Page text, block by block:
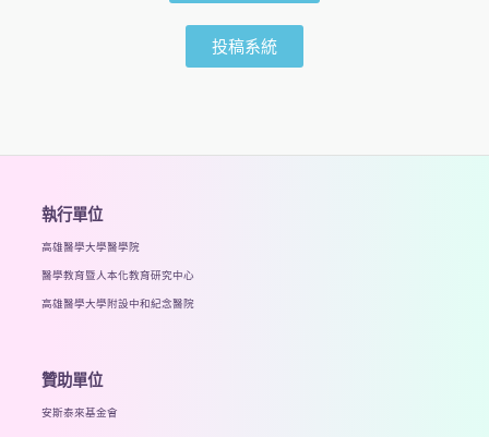
投稿系統
執行單位
高雄醫學大學醫學院
醫學教育暨人本化教育研究中心
高雄醫學大學附設中和紀念醫院
贊助單位
安斯泰來基金會